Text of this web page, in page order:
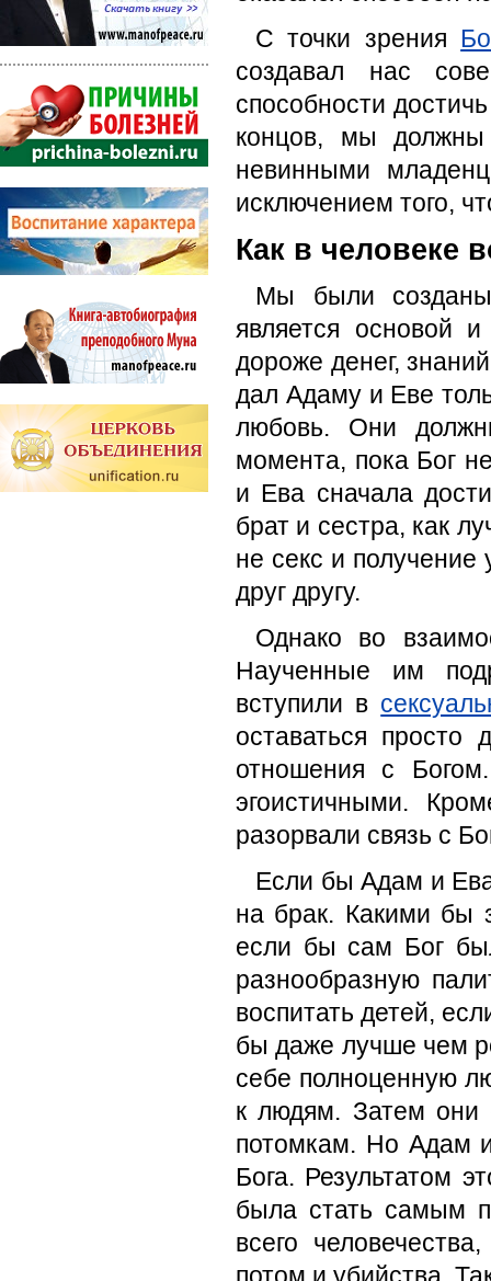
С точки зрения
создавал нас
способности
концов, мы
невинными
исключением того,
Как в человеке
Мы были
является основой
дороже денег,
дал Адаму и Еве
любовь. Они
момента, пока Бог
и Ева сначала
брат и сестра, как
не секс и
друг другу.
Однако во
Наученные им
вступили в
оставаться просто
отношения с
эгоистичными.
разорвали связь с
Если бы Адам и
на брак. Какими бы
если бы сам Бог
разнообразную
воспитать детей,
бы даже лучше чем
себе полноценную
к людям. Затем они
потомкам. Но Адам
Бога. Результатом
была стать самым
всего